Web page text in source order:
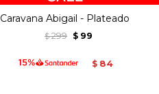
Caravana Abigail - Plateado
$ 299 $ 99
$ 84